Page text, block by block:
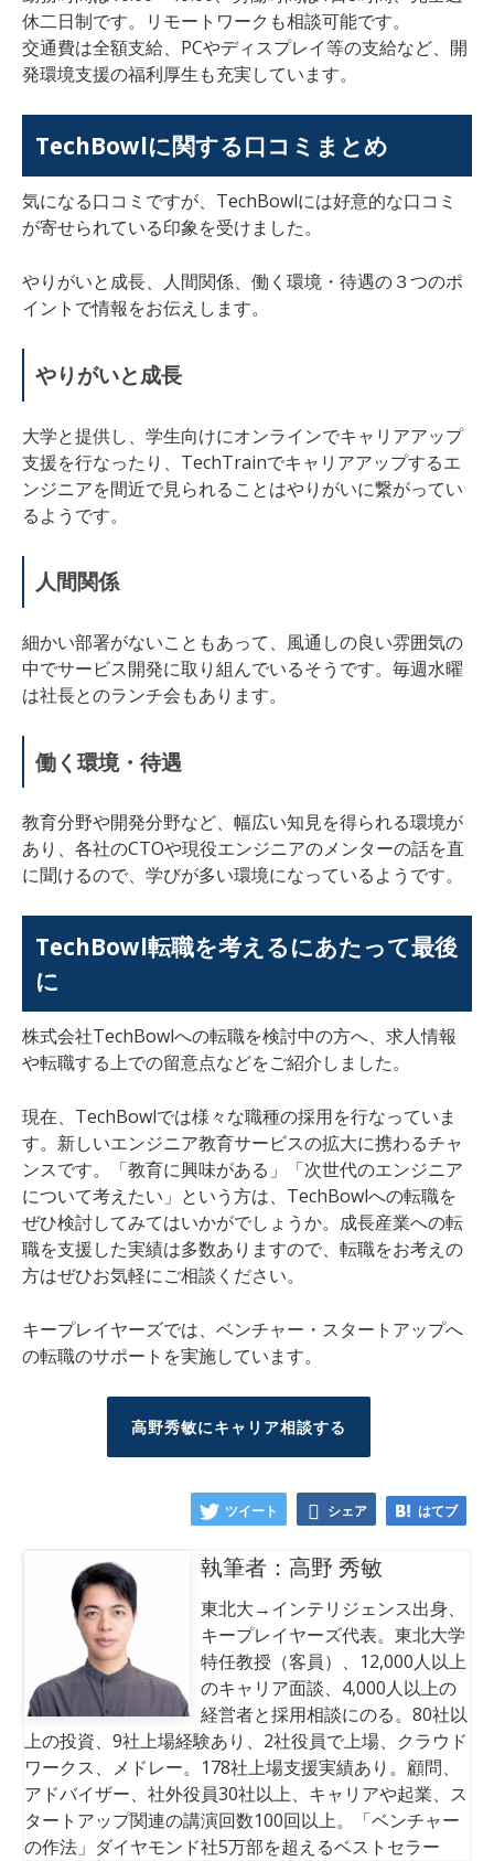
休二日制です。
リモートワークも相談可能です。
交通費は全額支給、PCやディスプレイ等の支給など、 開
発環境支援の福利厚生も充実しています。
TechBowlに関する口コミまとめ
気になる口コミですが、 TechBowlには好意的な口コミ
が寄せられている印象を受けました。
やりがいと成長、人間関係、働く環境・待遇の３つのポ
イントで情報をお伝えします。
やりがいと成長
大学と提供し、学生向けにオンラインでキャリアアップ
支援を行なったり、TechTrainでキャリアアップするエ
ンジニアを間近で見られることはやりがいに繋がってい
るようです。
人間関係
細かい部署がないこともあって、風通しの良い雰囲気の
中でサービス開発に取り組んでいるそうです。 毎週水曜
は社長とのランチ会もあります。
働く環境・待遇
教育分野や開発分野など、幅広い知見を得られる環境が
あり、各社のCTOや現役エンジニアのメンターの話を直
に聞けるので、学びが多い環境になっているようです。
TechBowl転職を考えるにあたって最後
に
株式会社TechBowlへの転職を検討中の方へ、求人情報
や転職する上での留意点などをご紹介しました。
現在、 TechBowlでは様々な職種の採用を行なっていま
す。新しいエンジニア教育サービスの拡大に携わるチャ
ンスです。「教育に興味がある 」「次世代のエンジニア
について考えたい」という方は、 TechBowlへの転職を
ぜひ検討してみてはいかがでしょうか。 成長産業への転
職を支援した実績は多数ありますので、転職をお考えの
方はぜひお気軽にご相談ください。
キープレイヤーズでは、ベンチャー・スタートアップへ
の転職のサポートを実施しています。
高野秀敏にキャリア相談する
ツイート シェア はてブ
執筆者：高野 秀敏
東北大→インテリジェンス出身、
キープレイヤーズ代表。東北大学
特任教授（客員）、12,000人以上
のキャリア面談、4,000人以上の
経営者と採用相談にのる。80社以
上の投資、9社上場経験あり、2社役員で上場、クラウド
ワークス、メドレー。178社上場支援実績あり。顧問、
アドバイザー、社外役員30社以上、キャリアや起業、ス
タートアップ関連の講演回数100回以上。「ベンチャー
の作法」ダイヤモンド社5万部を超えるベストセラー